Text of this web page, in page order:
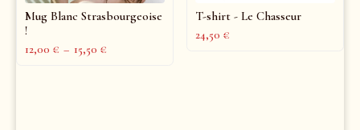
Mug Blanc Strasbourgeoise
!
12,00 € – 15,50 €
T-shirt - Le Chasseur
24,50 €